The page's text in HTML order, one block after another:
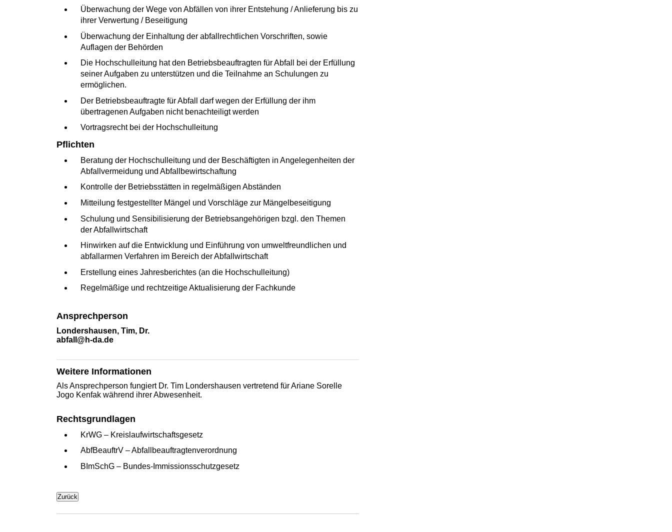
Überwachung der Wege von Abfällen von ihrer Entstehung / Anlieferung bis zu
ihrer Verwertung / Beseitigung
Überwachung der Einhaltung der abfallrechtlichen Vorschriften, sowie
Auflagen der Behörden
Die Hochschulleitung hat den Betriebsbeauftragten für Abfall bei der Erfüllung
seiner Aufgaben zu unterstützen und die Teilnahme an Schulungen zu
ermöglichen.
Der Betriebsbeauftragte für Abfall darf wegen der Erfüllung der ihm
übertragenen Aufgaben nicht benachteiligt werden
Vortragsrecht bei der Hochschulleitung
Pflichten
Beratung der Hochschulleitung und der Beschäftigten in Angelegenheiten der
Abfallvermeidung und Abfallbewirtschaftung
Kontrolle der Betriebsstätten in regelmäßigen Abständen
Mitteilung festgestellter Mängel und Vorschläge zur Mängelbeseitigung
Schulung und Sensibilisierung der Betriebsangehörigen bzgl. den Themen
der Abfallwirtschaft
Hinwirken auf die Entwicklung und Einführung von umweltfreundlichen und
abfallarmen Verfahren im Bereich der Abfallwirtschaft
Erstellung eines Jahresberichtes (an die Hochschulleitung)
Regelmäßige und rechtzeitige Aktualisierung der Fachkunde
Ansprechperson
Londershausen, Tim, Dr.
abfall@h-da.de
Weitere Informationen
Als Ansprechperson fungiert Dr. Tim Londershausen vertretend für Ariane Sorelle
Jogo Kenfak während ihrer Abwesenheit.
Rechtsgrundlagen
KrWG – Kreislaufwirtschaftsgesetz
AbfBeauftrV – Abfallbeauftragtenverordnung
BImSchG – Bundes-Immissionsschutzgesetz
Zurück